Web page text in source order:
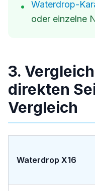
• Waterdrop-
oder einzelne
3.
direkten
Vergleich
Waterdrop X16